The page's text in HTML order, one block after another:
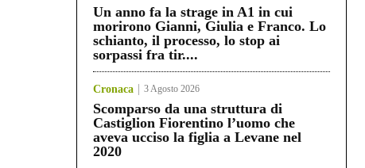
Un anno fa la strage in A1 in cui
morirono Gianni, Giulia e Franco. Lo
schianto, il processo, lo stop ai
sorpassi fra tir....
Cronaca 3 Agosto 2026
Scomparso da una struttura di
Castiglion Fiorentino l’uomo che
aveva ucciso la figlia a Levane nel
2020